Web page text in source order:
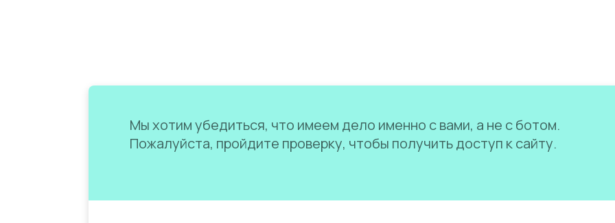
Мы хотим убедиться, что имеем дело именно с вами, а не с ботом.
Пожалуйста, пройдите проверку, чтобы получить доступ к сайту.